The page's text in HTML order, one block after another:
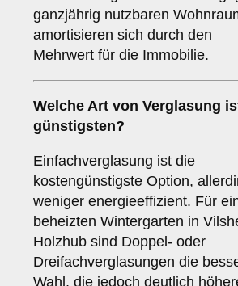
ganzjährig nutzbaren
amortisieren sich durch den
Mehrwert für die Immobilie.
Welche Art von Verglasung
günstigsten?
Einfachverglasung ist die
kostengünstigste Option,
weniger energieeffizient. Für
beheizten Wintergarten in
Holzhub sind Doppel- oder
Dreifachverglasungen die
Wahl, die jedoch deutlich